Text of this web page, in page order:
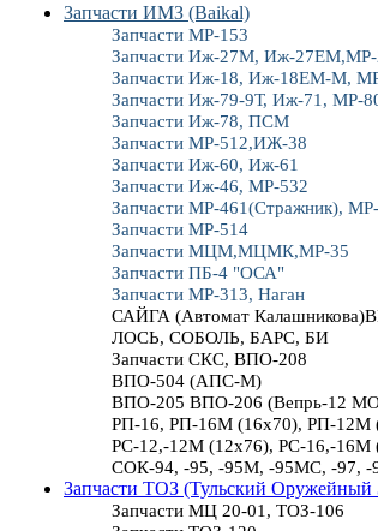
Запчасти ИМЗ (Baikal)
Запчасти МР-153
Запчасти Иж-27М, Иж-27ЕМ,МР-
Запчасти Иж-18, Иж-18ЕМ-М,
Запчасти Иж-79-9Т, Иж-71, МР-
Запчасти Иж-78, ПСМ
Запчасти МР-512,ИЖ-38
Запчасти Иж-60, Иж-61
Запчасти Иж-46, МР-532
Запчасти МР-461(Стражник),
Запчасти МР-514
Запчасти МЦМ,МЦМК,МР-35
Запчасти ПБ-4 "ОСА"
Запчасти МР-313, Наган
САЙГА (Автомат
ЛОСЬ, СОБОЛЬ, БАРС, БИ
Запчасти СКС, ВПО-208
ВПО-504 (АПС-М)
ВПО-205 ВПО-206 (Вепрь-12
РП-16, РП-16М (16х70), РП-12М
РС-12,-12М (12х76), РС-16,-
СОК-94, -95, -95М, -95МС, -97, -
Запчасти ТОЗ (Тульский Оружейный
Запчасти МЦ 20-01, ТОЗ-106